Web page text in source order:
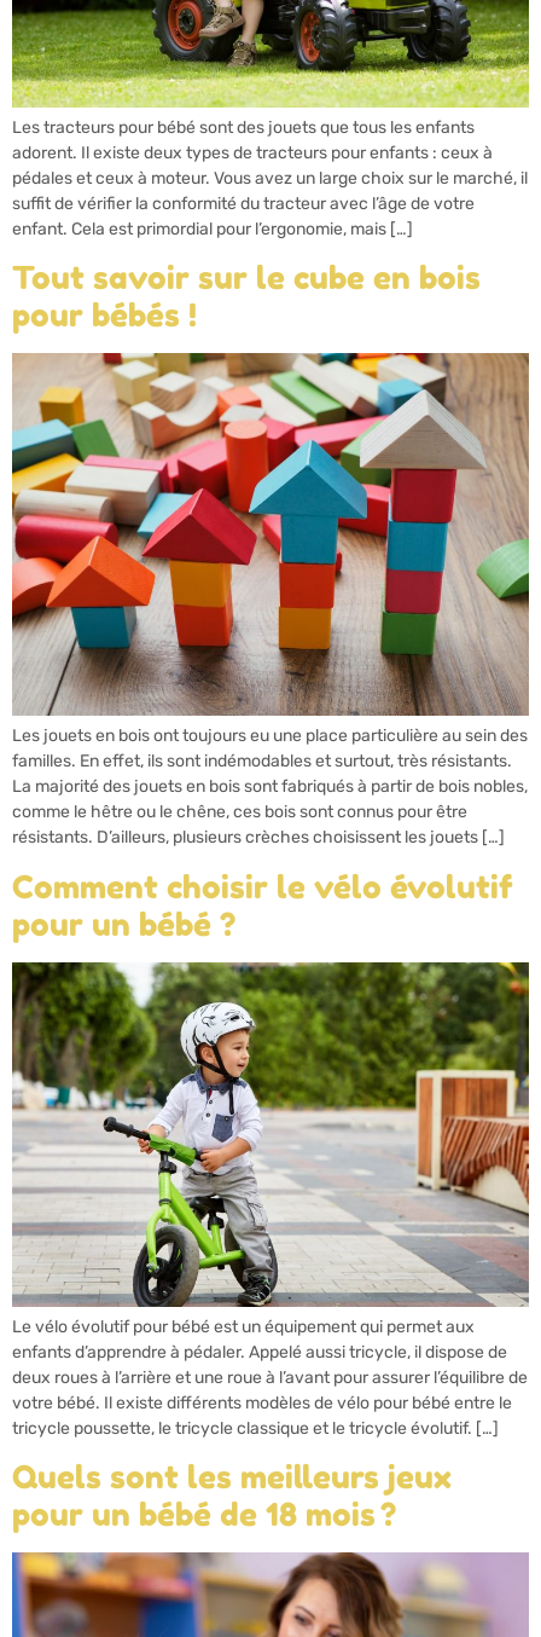
Les tracteurs pour bébé sont des jouets que tous les enfants
adorent. Il existe deux types de tracteurs pour enfants : ceux à
pédales et ceux à moteur. Vous avez un large choix sur le marché, il
suffit de vérifier la conformité du tracteur avec l’âge de votre
enfant. Cela est primordial pour l’ergonomie, mais […]
Tout savoir sur le cube en bois
pour bébés !
Les jouets en bois ont toujours eu une place particulière au sein des
familles. En effet, ils sont indémodables et surtout, très résistants.
La majorité des jouets en bois sont fabriqués à partir de bois nobles,
comme le hêtre ou le chêne, ces bois sont connus pour être
résistants. D’ailleurs, plusieurs crèches choisissent les jouets […]
Comment choisir le vélo évolutif
pour un bébé ?
Le vélo évolutif pour bébé est un équipement qui permet aux
enfants d’apprendre à pédaler. Appelé aussi tricycle, il dispose de
deux roues à l’arrière et une roue à l’avant pour assurer l’équilibre de
votre bébé. Il existe différents modèles de vélo pour bébé entre le
tricycle poussette, le tricycle classique et le tricycle évolutif. […]
Quels sont les meilleurs jeux
pour un bébé de 18 mois ?